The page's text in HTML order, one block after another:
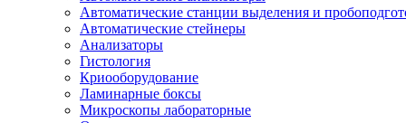
Автоматические станции выделения и
Автоматические стейнеры
Анализаторы
Гистология
Криооборудование
Ламинарные боксы
Микроскопы лабораторные